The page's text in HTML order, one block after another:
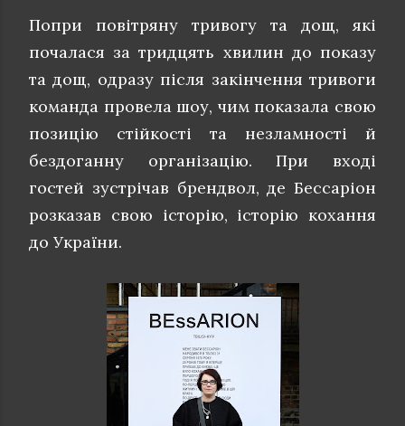
Попри повітряну тривогу та дощ, які
почалася за тридцять хвилин до показу
та дощ, одразу після закінчення тривоги
команда провела шоу, чим показала свою
позицію стійкості та незламності й
бездоганну організацію. При вході
гостей зустрічав брендвол, де Бессаріон
розказав свою історію, історію кохання
до України.